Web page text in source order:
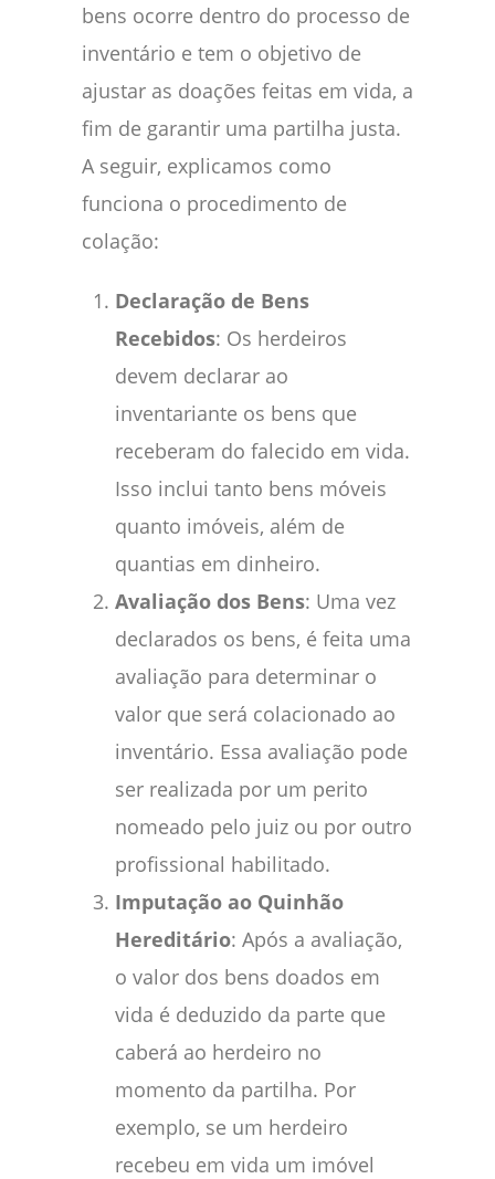
bens ocorre dentro do processo de
inventário e tem o objetivo de
ajustar as doações feitas em vida, a
fim de garantir uma partilha justa.
A seguir, explicamos como
funciona o procedimento de
colação:
Declaração de Bens
Recebidos: Os herdeiros
devem declarar ao
inventariante os bens que
receberam do falecido em vida.
Isso inclui tanto bens móveis
quanto imóveis, além de
quantias em dinheiro.
Avaliação dos Bens: Uma vez
declarados os bens, é feita uma
avaliação para determinar o
valor que será colacionado ao
inventário. Essa avaliação pode
ser realizada por um perito
nomeado pelo juiz ou por outro
profissional habilitado.
Imputação ao Quinhão
Hereditário: Após a avaliação,
o valor dos bens doados em
vida é deduzido da parte que
caberá ao herdeiro no
momento da partilha. Por
exemplo, se um herdeiro
recebeu em vida um imóvel